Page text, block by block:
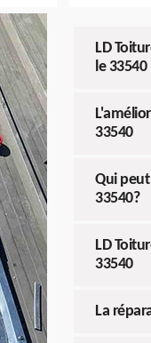
LD
le 33540
33540
Qui
33540?
LD
33540
La